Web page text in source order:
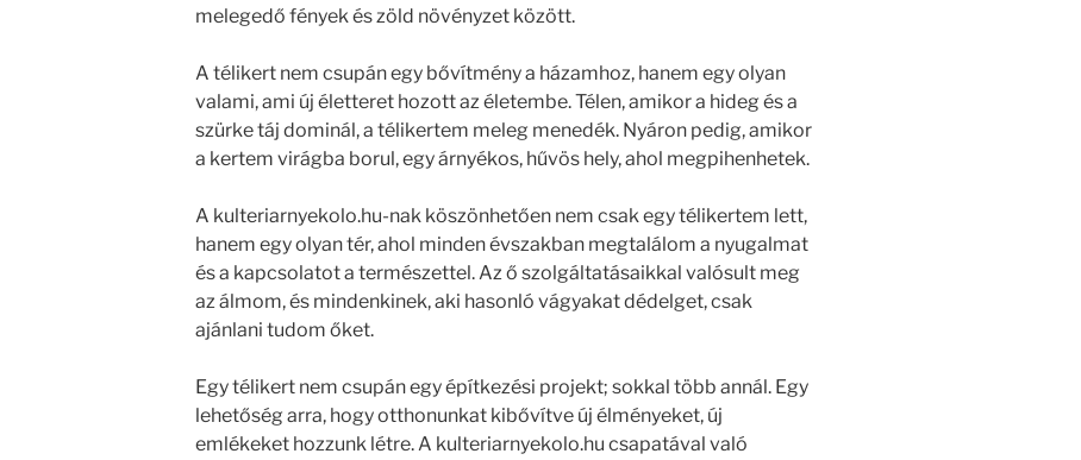
melegedő fények és zöld növényzet között.
A télikert nem csupán egy bővítmény a házamhoz, hanem egy olyan
valami, ami új életteret hozott az életembe. Télen, amikor a hideg és a
szürke táj dominál, a télikertem meleg menedék. Nyáron pedig, amikor
a kertem virágba borul, egy árnyékos, hűvös hely, ahol megpihenhetek.
A kulteriarnyekolo.hu-nak köszönhetően nem csak egy télikertem lett,
hanem egy olyan tér, ahol minden évszakban megtalálom a nyugalmat
és a kapcsolatot a természettel. Az ő szolgáltatásaikkal valósult meg
az álmom, és mindenkinek, aki hasonló vágyakat dédelget, csak
ajánlani tudom őket.
Egy télikert nem csupán egy építkezési projekt; sokkal több annál. Egy
lehetőség arra, hogy otthonunkat kibővítve új élményeket, új
emlékeket hozzunk létre. A kulteriarnyekolo.hu csapatával való